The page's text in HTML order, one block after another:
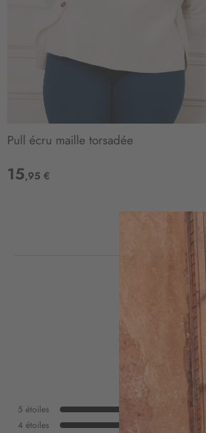
Pull écru maille torsadée
15,95 €
5 étoiles
4 étoiles